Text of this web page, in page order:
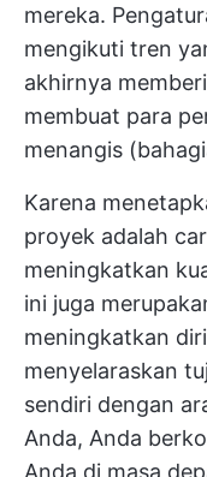
mereka.
mengikuti tren
akhirnya
membuat para
menangis
Karena
proyek adalah
meningkatkan
ini juga
meningkatkan
menyelaraskan
sendiri dengan
Anda, Anda
Anda di masa